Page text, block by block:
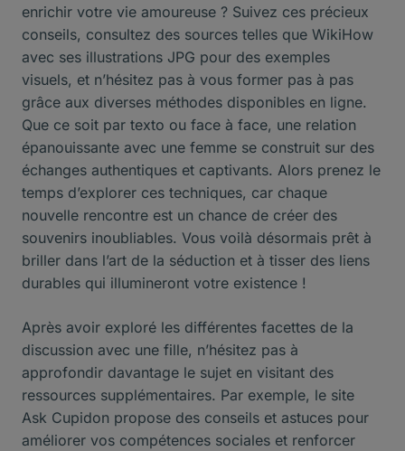
enrichir votre vie amoureuse ? Suivez ces précieux
conseils, consultez des sources telles que WikiHow
avec ses illustrations JPG pour des exemples
visuels, et n’hésitez pas à vous former pas à pas
grâce aux diverses méthodes disponibles en ligne.
Que ce soit par texto ou face à face, une relation
épanouissante avec une femme se construit sur des
échanges authentiques et captivants. Alors prenez le
temps d’explorer ces techniques, car chaque
nouvelle rencontre est un chance de créer des
souvenirs inoubliables. Vous voilà désormais prêt à
briller dans l’art de la séduction et à tisser des liens
durables qui illumineront votre existence !
Après avoir exploré les différentes facettes de la
discussion avec une fille, n’hésitez pas à
approfondir davantage le sujet en visitant des
ressources supplémentaires. Par exemple, le site
Ask Cupidon propose des conseils et astuces pour
améliorer vos compétences sociales et renforcer